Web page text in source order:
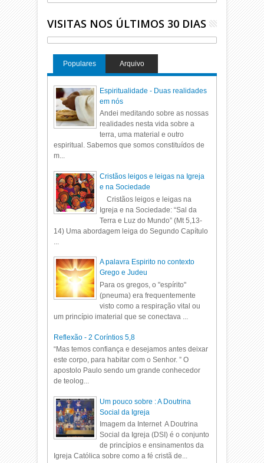
VISITAS NOS ÚLTIMOS 30 DIAS
Populares Arquivo
Espiritualidade - Duas realidades
em nós
Andei meditando sobre as nossas
realidades nesta vida sobre a
terra, uma material e outro
espiritual. Sabemos que somos constituídos de
m...
Cristãos leigos e leigas na Igreja
e na Sociedade
Cristãos leigos e leigas na
Igreja e na Sociedade: “Sal da
Terra e Luz do Mundo” (Mt 5,13-
14) Uma abordagem leiga do Segundo Capítulo
A palavra Espirito no contexto
Grego e Judeu
Para os gregos, o "espírito"
(pneuma) era frequentemente
visto como a respiração vital ou
um princípio imaterial que se conectava ...
Reflexão - 2 Coríntios 5,8
“Mas temos confiança e desejamos antes deixar
este corpo, para habitar com o Senhor. ” O
apostolo Paulo sendo um grande conhecedor
de teolog...
Um pouco sobre : A Doutrina
Social da Igreja
Imagem da Internet A Doutrina
Social da Igreja (DSI) é o conjunto
de princípios e ensinamentos da
Igreja Católica sobre como a fé cristã de...